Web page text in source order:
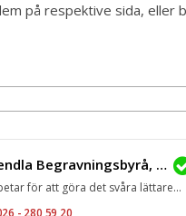
på respektive sida, eller
Lavendla Begravningsbyrå, Sandviken
för att göra det svåra lättare...
- 280 59 20